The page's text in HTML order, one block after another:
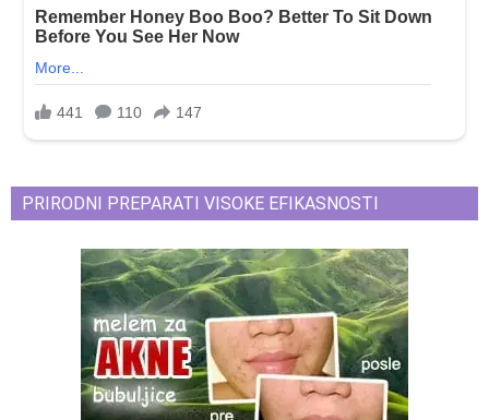
PRIRODNI PREPARATI VISOKE EFIKASNOSTI